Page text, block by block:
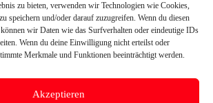
zu bieten, verwenden wir Technologien wie Cookies,
speichern und/oder darauf zuzugreifen. Wenn du diesen
wir Daten wie das Surfverhalten oder eindeutige IDs
Wenn du deine Einwilligung nicht erteilst oder
Merkmale und Funktionen beeinträchtigt werden.
Akzeptieren
Ihre Teams wirklich davon
tatsächlich effizienter
23. Oktober 2025